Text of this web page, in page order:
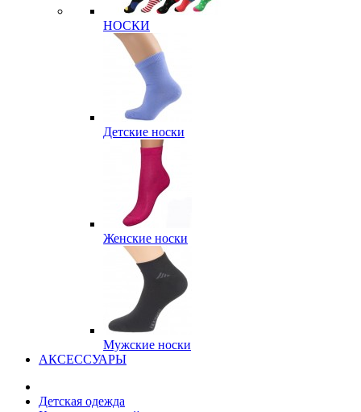
НОСКИ
Детские носки
Женские носки
Мужские носки
АКСЕССУАРЫ
Детская одежда